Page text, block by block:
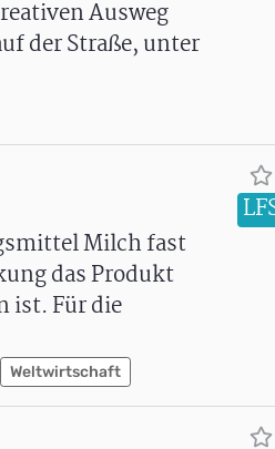
Ausweg
der Straße, unter
Milch fast
das Produkt
ist. Für die
Weltwirtschaft